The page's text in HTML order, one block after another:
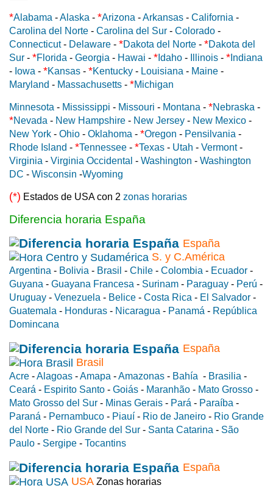
*Alabama -Alaska - *Arizona -Arkansas - California -
Carolina del Norte - Carolina del Sur - Colorado -
Connecticut- Delaware - *Dakota del Norte - *Dakota del
Sur - *Florida - Georgia - Hawai - * Idaho - Illinois - * Indiana
- Iowa - *Kansas - *Kentucky - Louisiana - Maine -
Maryland - Massachusetts - *Michigan
Minnesota - Mississippi - Missouri - Montana - *Nebraska -
*Nevada - New Hampshire - New Jersey - New Mexico -
New York - Ohio - Oklahoma - *Oregon - Pensilvania -
Rhode Island - *Tennessee - *Texas - Utah - Vermont-
Virginia - Virginia Occidental - Washington - Washington
DC - Wisconsin -Wyoming
(*) Estados de USA con 2 zonas horarias
Diferencia horaria España
España
S. y C.América
Argentina - Bolivia - Brasil - Chile - Colombia - Ecuador -
Guyana - Guayana Francesa - Surinam - Paraguay - Perú -
Uruguay - Venezuela - Belice - Costa Rica - El Salvador -
Guatemala - Honduras - Nicaragua - Panamá - República
Domincana
España
Brasil
Acre -Alagoas -Amapa -Amazonas - Bahía - Brasilia -
Ceará - Espirito Santo - Goiás - Maranhão - Mato Grosso -
Mato Grosso del Sur - Minas Gerais - Pará - Paraíba -
Paraná - Pernambuco - Piauí - Rio de Janeiro - Rio Grande
del Norte - Rio Grande del Sur - Santa Catarina - São
Paulo - Sergipe - Tocantins
España
USA Zonas horarias